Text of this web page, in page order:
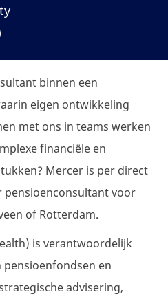
LinkedIn
via twitter
binnen een
eigen ontwikkeling
met ons in teams werken
financiële en
Mercer is per direct
pensioenconsultant voor
of Rotterdam.
is verantwoordelijk
en
advisering,